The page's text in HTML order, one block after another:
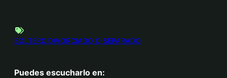
SOLTERO DIVORCIADO O SEPARADO
Puedes escucharlo en: